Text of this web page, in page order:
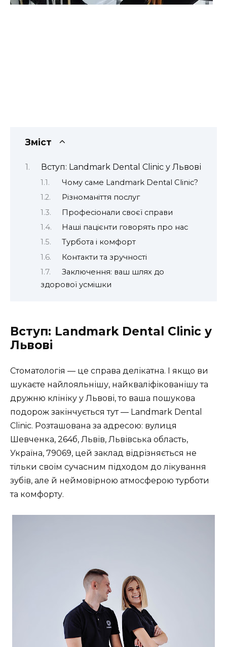
Зміст
Вступ: Landmark Dental Clinic у Львові
Чому саме Landmark Dental Clinic?
Різноманіття послуг
Професіонали своєї справи
Наші пацієнти говорять про нас
Турбота і комфорт
Контакти та зручності
Заключення: ваш шлях до
здорової усмішки
Вступ: Landmark Dental Clinic у
Львові
Стоматологія — це справа делікатна. І якщо ви
шукаєте найлояльнішу, найкваліфікованішу та
дружню клініку у Львові, то ваша пошукова
подорож закінчується тут — Landmark Dental
Clinic. Розташована за адресою: вулиця
Шевченка, 264б, Львів, Львівська область,
Україна, 79069, цей заклад відрізняється не
тільки своїм сучасним підходом до лікування
зубів, але й неймовірною атмосферою турботи
та комфорту.